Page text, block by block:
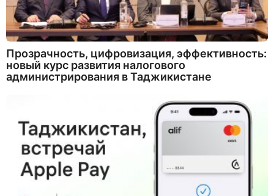
Прозрачность, цифровизация, эффективность:
новый курс развития налогового
администрирования в Таджикистане